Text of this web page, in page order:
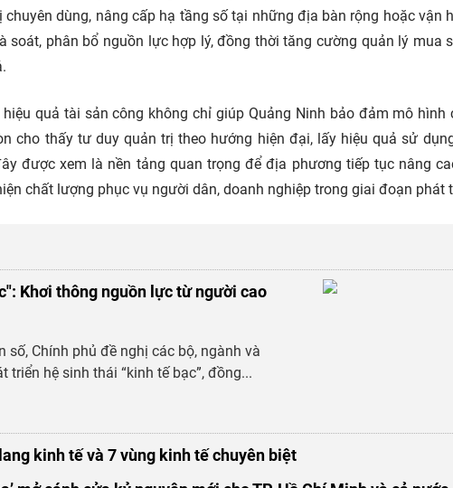
dùng, nâng cấp hạ tầng số tại những địa bàn rộng hoặc vận
soát, phân bổ nguồn lực hợp lý, đồng thời tăng cường quản lý mua
quả tài sản công không chỉ giúp Quảng Ninh bảo đảm mô hình
cho thấy tư duy quản trị theo hướng hiện đại, lấy hiệu quả sử
được xem là nền tảng quan trọng để địa phương tiếp tục nâng
chất lượng phục vụ người dân, doanh nghiệp trong giai đoạn phát
Khơi thông nguồn lực từ người cao
số, Chính phủ đề nghị các bộ, ngành và
hệ sinh thái “kinh tế bạc”, đồng...
kinh tế và 7 vùng kinh tế chuyên biệt